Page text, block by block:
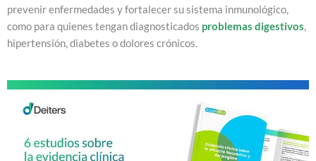
prevenir enfermedades y fortalecer su sistema inmunológico,
como para quienes tengan diagnosticados problemas digestivos,
hipertensión, diabetes o dolores crónicos.